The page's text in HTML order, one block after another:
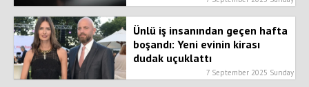
Ünlü iş insanından geçen hafta
boşandı: Yeni evinin kirası
dudak uçuklattı
7 September 2025 Sunday